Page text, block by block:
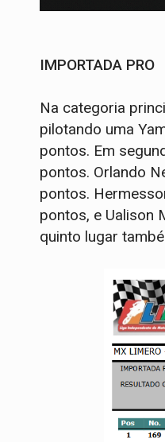
IMPORTADA PRO
Na categoria
pilotando uma
pontos. Em
pontos. Orlando
pontos.
pontos, e Ualison
quinto lugar